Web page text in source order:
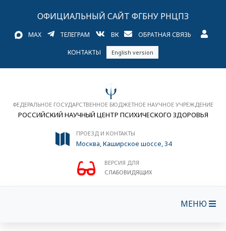
ОФИЦИАЛЬНЫЙ САЙТ ФГБНУ РНЦПЗ
MAX ТЕЛЕГРАМ ВК ОБРАТНАЯ СВЯЗЬ
КОНТАКТЫ English version
ФЕДЕРАЛЬНОЕ ГОСУДАРСТВЕННОЕ БЮДЖЕТНОЕ НАУЧНОЕ УЧРЕЖДЕНИЕ
РОССИЙСКИЙ НАУЧНЫЙ ЦЕНТР ПСИХИЧЕСКОГО ЗДОРОВЬЯ
ПРОЕЗД И КОНТАКТЫ
Москва, Каширское шоссе, 34
ВЕРСИЯ ДЛЯ
СЛАБОВИДЯЩИХ
МЕНЮ